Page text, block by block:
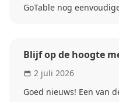
GoTable nog
Blijf op de hoogte
2 juli 2026
Goed nieuws! Een van